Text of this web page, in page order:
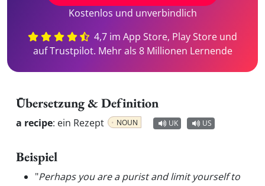
Kostenlos und unverbindlich
4,7 im App Store, Play Store und
auf Trustpilot. Mehr als 8 Millionen Lernende
Übersetzung & Definition
a recipe: ein Rezept NOUN UK US
Beispiel
"Perhaps you are a purist and limit yourself to